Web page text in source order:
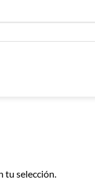
tu selección.